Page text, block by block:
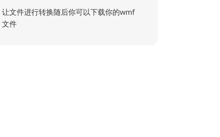
让文件进行转换随后你可以下载你的wmf
文件